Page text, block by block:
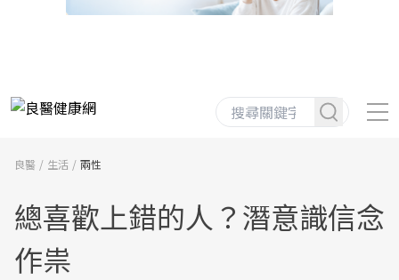
良醫 生活 兩性
總喜歡上錯的人？潛意識信念
作祟